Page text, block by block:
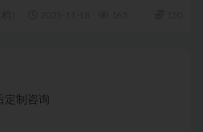
定制咨询